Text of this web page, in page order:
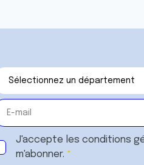
J'accepte les conditions
m'abonner.